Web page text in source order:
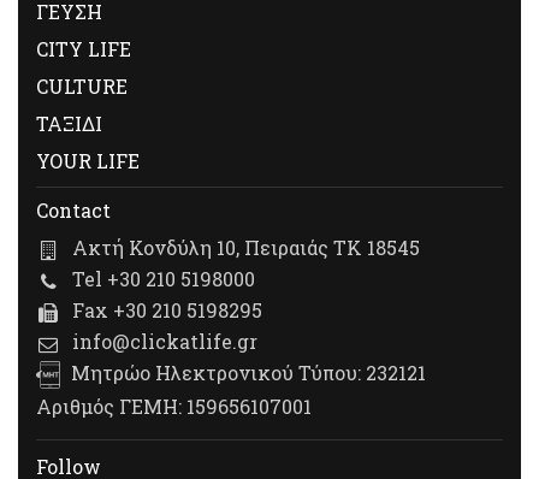
ΓΕΥΣΗ
CITY LIFE
CULTURE
ΤΑΞΙΔΙ
YOUR LIFE
Contact
Ακτή Κονδύλη 10, Πειραιάς ΤΚ 18545
Tel +30 210 5198000
Fax +30 210 5198295
info@clickatlife.gr
Μητρώο Ηλεκτρονικού Τύπου: 232121
Αριθμός ΓΕΜΗ: 159656107001
Follow